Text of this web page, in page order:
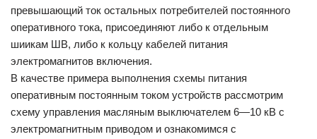
превышающий ток остальных потребителей постоянного
оперативного тока, присоединяют либо к отдельным
шиикам ШВ, либо к кольцу кабелей питания
электромагнитов включения.
В качестве примера выполнения схемы питания
оперативным постоянным током устройств рассмотрим
схему управления масляным выключателем 6—10 кВ с
электромагнитным приводом и ознакомимся с